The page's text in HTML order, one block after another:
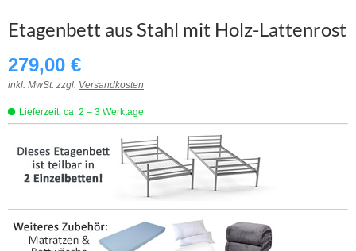
Etagenbett aus Stahl mit Holz-Lattenrost
279,00 €
inkl. MwSt. zzgl. Versandkosten
Lieferzeit: ca. 2 – 3 Werktage